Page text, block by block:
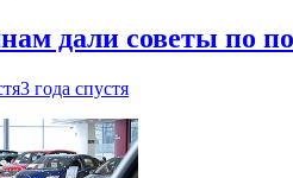
дали советы по
3 года спустя